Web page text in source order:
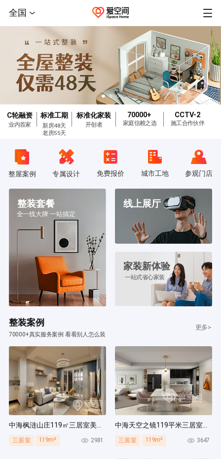
全国
C轮融资
业内首家
标准工期
新房48天
老房55天
标准化家装
开创者
70000+
家庭信赖之选
CCTV-2
施工合作伙伴
整屋案例 专属设计 免费报价 城市工地 参观门店
整装套餐
全一线大牌 一站搞定
线上展厅
家装新体验
一站式省心家装
整装案例
70000+真实服务案例 看看别人怎么装
更多>
中海枫涟山庄119㎡三居室美式风装修案例
三居室 119m² 2981
中海天空之镜119平米三居室北欧风装修案例
三居室 119m² 3647